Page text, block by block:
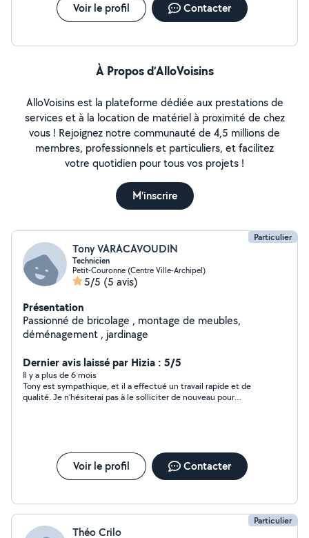
Voir le profil Contacter
À Propos d’AlloVoisins
AlloVoisins est la plateforme dédiée aux prestations de
services et à la location de matériel à proximité de chez
vous ! Rejoignez notre communauté de 4,5 millions de
membres, professionnels et particuliers, et facilitez
votre quotidien pour tous vos projets !
M'inscrire
Particulier
Tony VARACAVOUDIN
Technicien
Petit-Couronne (Centre Ville-Archipel)
5/5 (5 avis)
Présentation
Passionné de bricolage , montage de meubles,
déménagement , jardinage
Dernier avis laissé par Hizia : 5/5
Il y a plus de 6 mois
Tony est sympathique, et il a effectué un travail rapide et de
qualité. Je n’hésiterai pas à le solliciter de nouveau pour
Voir le profil Contacter
Particulier
Théo Crilo